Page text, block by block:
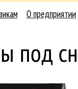
О предприятии
под